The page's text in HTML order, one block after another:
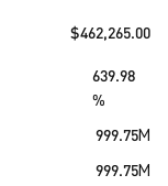
$462,265.00
639.98
%
999.75M
999.75M